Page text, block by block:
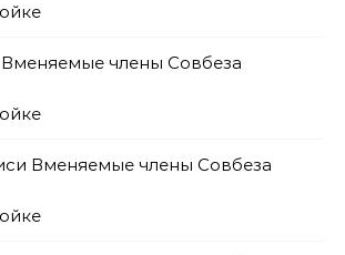
Вменяемые члены Совбеза
Вменяемые члены Совбеза